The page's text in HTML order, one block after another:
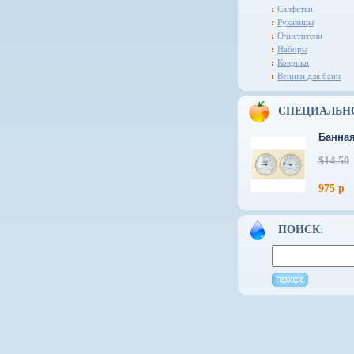
Салфетки
Рукавицы
Очистители
Наборы
Коврики
Веники для бани
$14.50
975 р
ПОИСК: